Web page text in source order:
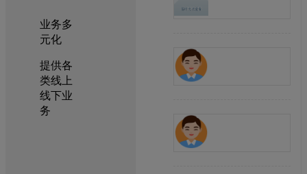
业务多
元化
提供各
类线上
线下业
务